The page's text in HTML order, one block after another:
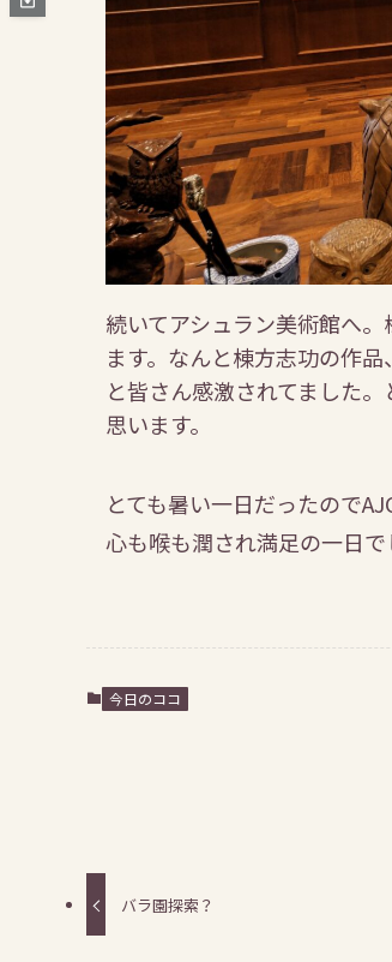
続いてアシュラン美術館へ
ます。なんと棟方志功の作
と皆さん感激されてました
思います。
とても暑い一日だったので
心も喉も潤され満足の一日で
今日のココ
バラ園探索？